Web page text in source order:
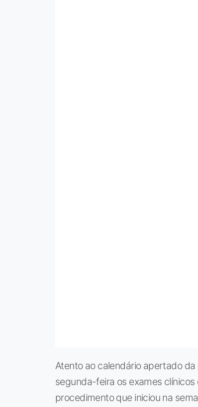
Atento ao calendário apertado
segunda-feira os exames
procedimento que iniciou na